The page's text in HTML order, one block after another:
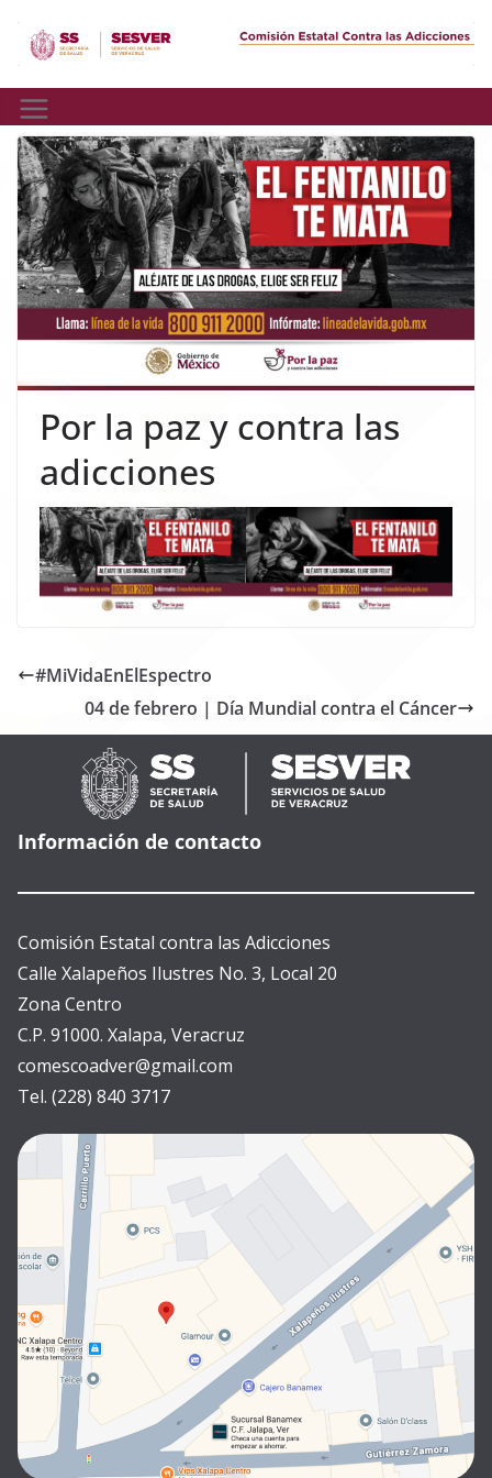
Por la paz y contra las
adicciones
#MiVidaEnElEspectro
04 de febrero | Día Mundial contra el Cáncer
Información de contacto
Comisión Estatal contra las Adicciones
Calle Xalapeños Ilustres No. 3, Local 20
Zona Centro
C.P. 91000. Xalapa, Veracruz
comescoadver@gmail.com
Tel. (228) 840 3717